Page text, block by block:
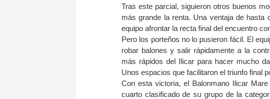
Tras este parcial, siguieron otros buenos
más grande la renta. Una ventaja de hasta
equipo afrontar la recta final del encuentro
Pero los porteños no lo pusieron fácil. El
robar balones y salir rápidamente a la
más rápidos del Ilicar para hacer mucho
Unos espacios que facilitaron el triunfo final
Con esta victoria, el Balonmano Ilicar
cuarto clasificado de su grupo de la